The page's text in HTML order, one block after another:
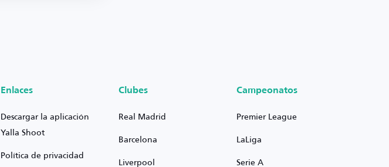
Enlaces
Descargar la aplicación
Yalla Shoot
Política de privacidad
Clubes
Real Madrid
Barcelona
Liverpool
Campeonatos
Premier League
LaLiga
Serie A